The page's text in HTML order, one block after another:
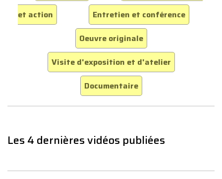
et action
Entretien et conférence
Oeuvre originale
Visite d'exposition et d'atelier
Documentaire
Les 4 dernières vidéos publiées